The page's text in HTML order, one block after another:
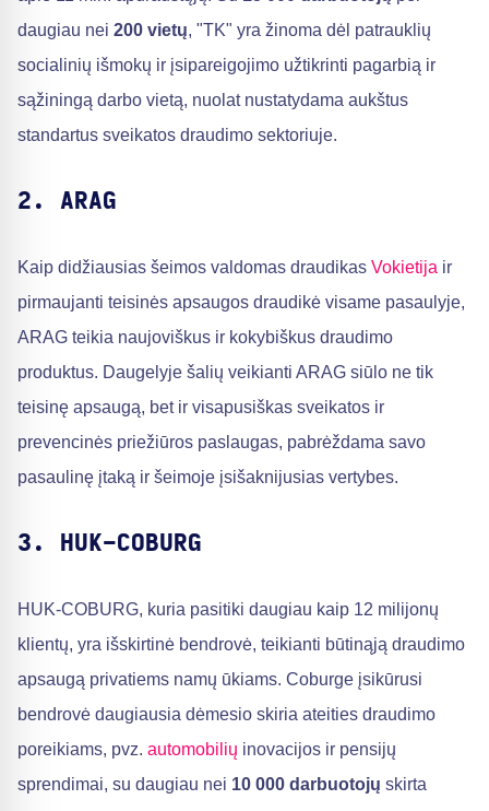
daugiau nei 200 vietų, "TK" yra žinoma dėl patrauklių
socialinių išmokų ir įsipareigojimo užtikrinti pagarbią ir
sąžiningą darbo vietą, nuolat nustatydama aukštus
standartus sveikatos draudimo sektoriuje.
2. ARAG
Kaip didžiausias šeimos valdomas draudikas Vokietija ir
pirmaujanti teisinės apsaugos draudikė visame pasaulyje,
ARAG teikia naujoviškus ir kokybiškus draudimo
produktus. Daugelyje šalių veikianti ARAG siūlo ne tik
teisinę apsaugą, bet ir visapusiškas sveikatos ir
prevencinės priežiūros paslaugas, pabrėždama savo
pasaulinę įtaką ir šeimoje įsišaknijusias vertybes.
3. HUK-COBURG
HUK-COBURG, kuria pasitiki daugiau kaip 12 milijonų
klientų, yra išskirtinė bendrovė, teikianti būtinąją draudimo
apsaugą privatiems namų ūkiams. Coburge įsikūrusi
bendrovė daugiausia dėmesio skiria ateities draudimo
poreikiams, pvz. automobilių inovacijos ir pensijų
sprendimai, su daugiau nei 10 000 darbuotojų skirta